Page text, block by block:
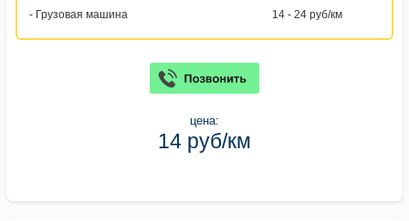
- Грузовая машина 14 - 24 руб/км
цена:
14 руб/км